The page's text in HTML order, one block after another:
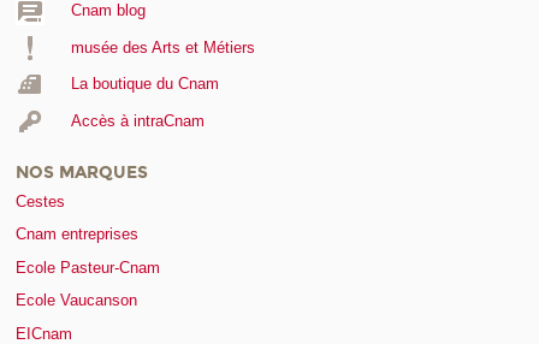
Cnam blog
musée des Arts et Métiers
La boutique du Cnam
Accès à intraCnam
NOS MARQUES
Cestes
Cnam entreprises
Ecole Pasteur-Cnam
Ecole Vaucanson
EICnam